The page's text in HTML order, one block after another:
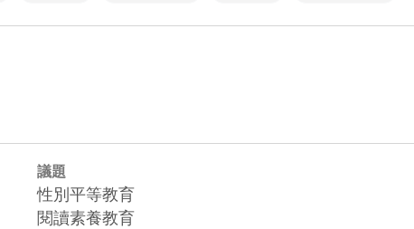
議題
性別平等教育
閱讀素養教育